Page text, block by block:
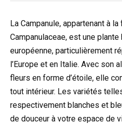
La Campanule, appartenant à
Campanulaceae, est une plante
européenne, particulièrement
l’Europe et en Italie. Avec son
fleurs en forme d’étoile, elle
tout intérieur. Les variétés
respectivement blanches et
de douceur à votre espace de